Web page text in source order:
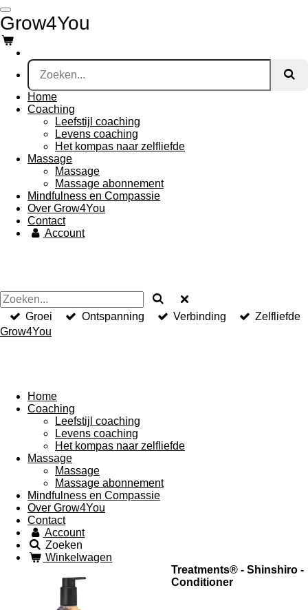
Ga
direct
naar
de
hoofdinhoud
Grow4You
Home
Coaching
Leefstijl coaching
Levens coaching
Het kompas naar zelfliefde
Massage
Massage
Massage abonnement
Mindfulness en Compassie
Over Grow4You
Contact
Account
Groei Ontspanning Verbinding
Zelfliefde
Grow4You
Home
Coaching
Leefstijl coaching
Levens coaching
Het kompas naar zelfliefde
Massage
Massage
Massage abonnement
Mindfulness en Compassie
Over Grow4You
Contact
Account
Zoeken
Winkelwagen
Treatments® - Shinshiro -
Conditioner